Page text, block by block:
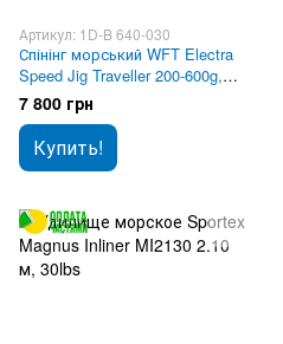
Артикул: 1D-B 640-030
Спінінг морський WFT Electra
Speed Jig Traveller 200-600g,
2,10m, 30lbs
7 800 грн
Купить!